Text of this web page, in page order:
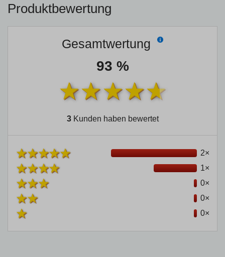
Produktbewertung
Gesamtwertung
93 %
3Kunden haben bewertet
2×
1×
0×
0×
0×